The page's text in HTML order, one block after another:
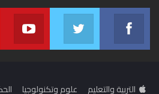
Facebook
Join us on Facebook
Twitter
Join us on Twitter
التربية والتعليم علوم وتكنولوجيا